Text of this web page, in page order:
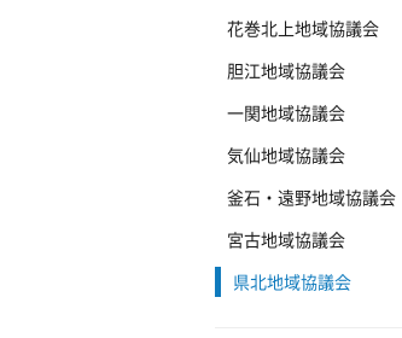
花巻北上地域協議会
胆江地域協議会
一関地域協議会
気仙地域協議会
釜石・遠野地域協議会
宮古地域協議会
県北地域協議会